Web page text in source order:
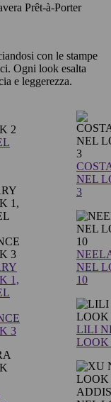
Prêt-à-Porter
con le stampe
Ogni look esalta
e leggerezza.
1,
3
NEL
3
NEL
10
LILI
LOOK